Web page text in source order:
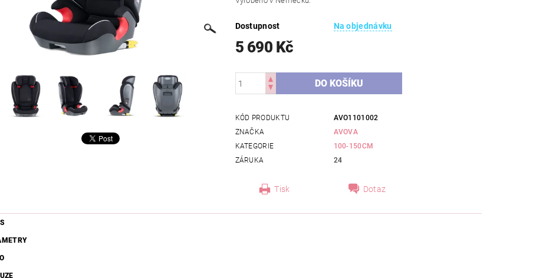
Dostupnost Na objednávku
5 690 Kč
KÓD PRODUKTU
AVO1101002
ZNAČKA
AVOVA
KATEGORIE
100-150CM
ZÁRUKA
24
Tisk Dotaz